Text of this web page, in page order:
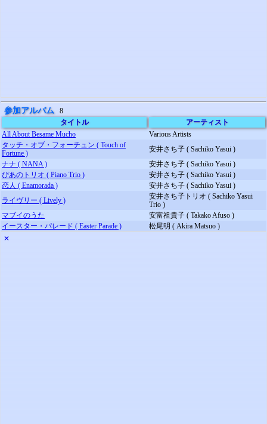
参加アルバム
8
タイトル
アーティスト
All About Besame Mucho
Various Artists
タッチ・オブ・フォーチュン ( Touch of
Fortune )
安井さち子 ( Sachiko Yasui )
ナナ ( NANA )
安井さち子 ( Sachiko Yasui )
ぴあのトリオ ( Piano Trio )
安井さち子 ( Sachiko Yasui )
恋人 ( Enamorada )
安井さち子 ( Sachiko Yasui )
ライヴリー ( Lively )
安井さち子トリオ ( Sachiko Yasui
Trio )
マブイのうた
安富祖貴子 ( Takako Afuso )
イースター・パレード ( Easter Parade )
松尾明 ( Akira Matsuo )
✕